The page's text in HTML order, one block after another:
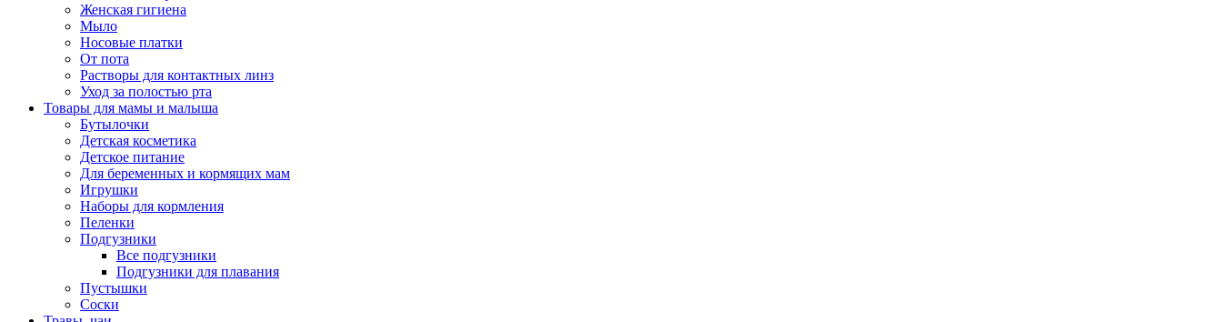
Женская гигиена
Мыло
Носовые платки
От пота
Растворы для контактных линз
Уход за полостью рта
Товары для мамы и малыша
Бутылочки
Детская косметика
Детское питание
Для беременных и кормящих мам
Игрушки
Наборы для кормления
Пеленки
Подгузники
Все подгузники
Подгузники для плавания
Пустышки
Соски